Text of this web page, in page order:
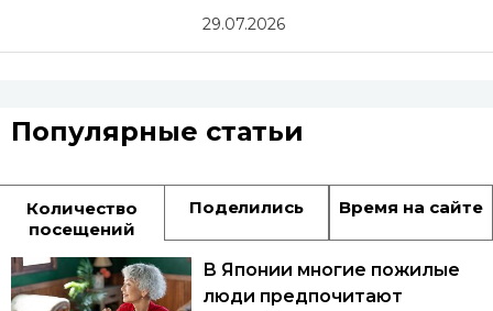
29.07.2026
Популярные статьи
Количество
посещений
Поделились Время на сайте
В Японии многие пожилые
люди предпочитают